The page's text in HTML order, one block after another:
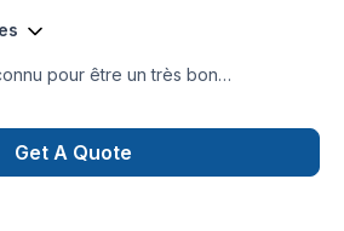
pour être un très bon
Je fournis à mes clients un large
tous leurs besoins en rénovation et
une construction. Que vous
Get A Quote